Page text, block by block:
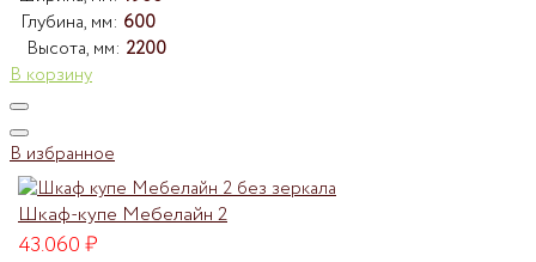
Глубина, мм: 600
Высота, мм: 2200
В корзину
В избранное
Шкаф-купе Мебелайн 2
43.060₽